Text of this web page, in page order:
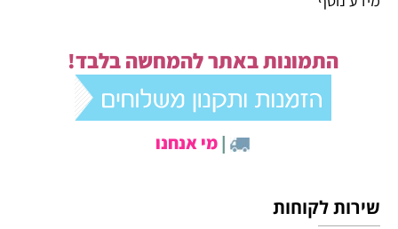
התמונות באתר להמחשה בלבד!
|מי אנחנו
שירות לקוחות